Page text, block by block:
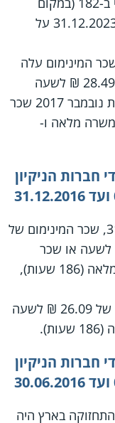
2017 ועד 31.03.2018 שכר המינימום עלה
ממשכורת ינואר 2017 ועד משכורת נובמבר 2017 שכר
₪ לחודש למשרה מלאה ו-
חברות הניקיון
החל מ-01.07.2016 ועד 31.12.2016, שכר המינימום של
הניקיון בארץ היה 25.94 ₪ לשעה או שכר
חודשי של 4,825 ₪ בחודש למשרה מלאה (186 שעות),
אחראי ניקיון היה זכאי לשכר מינימום של 26.09 ₪ לשעה
חברות הניקיון
בארץ היה